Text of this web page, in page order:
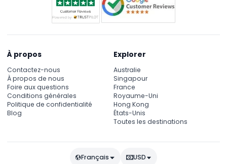
À propos
Contactez-nous
À propos de nous
Foire aux questions
Conditions générales
Politique de confidentialité
Blog
Explorer
Australie
Singapour
France
Royaume-Uni
Hong Kong
États-Unis
Toutes les destinations
Français USD